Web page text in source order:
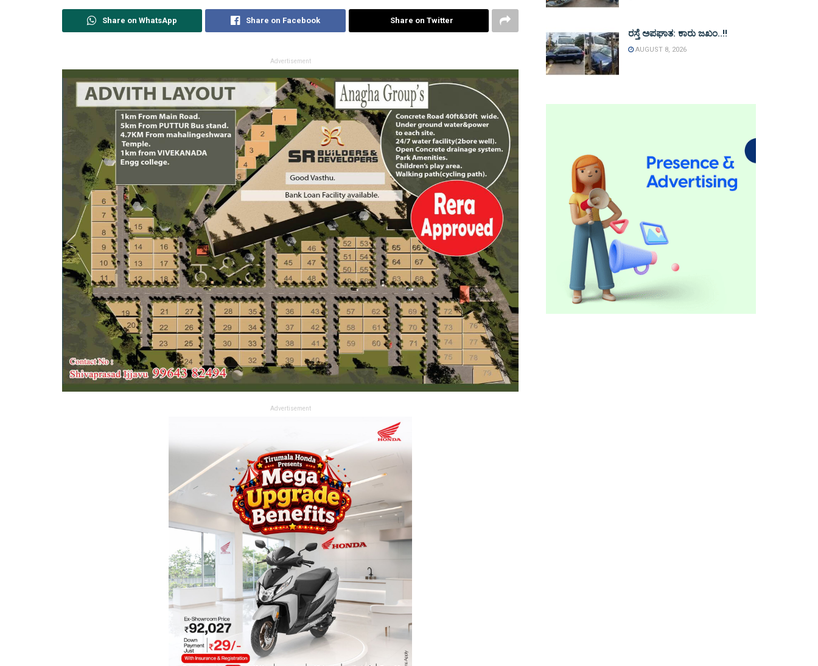
Share on WhatsApp Share on Facebook Share on Twitter
Advertisement
Advertisement
ರಸ್ತೆ ಅಪಘಾತ: ಕಾರು ಜಖಂ..!!
AUGUST 8, 2026